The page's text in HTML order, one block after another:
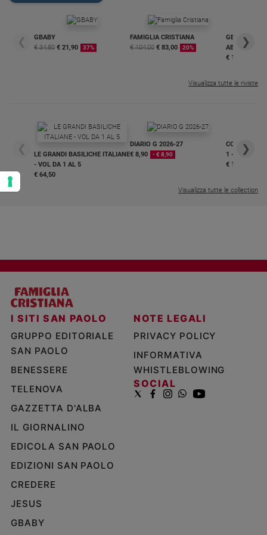
❮
GBABY
€ 34,80 € 21,90 37%
FAMIGLIA CRISTIANA
€ 104,00 € 83,00 20%
GBABY
€ 16,99
❯
Visualizza tutte le riviste
❮
LE GRANDI BASILICHE ITALIANE
- VOL DA 1 AL 5
€ 64,50
DIARIO G 2026-27
€ 8,90
- € 8,90
COLLANA
1 - 2
€ 18,50
❯
Visualizza tutte le collection
I SITI SAN PAOLO
GRUPPO EDITORIALE
SAN PAOLO
BENESSERE
TELENOVA
GAZZETTA D'ALBA
IL GIORNALINO
EDICOLA SAN PAOLO
EDIZIONI SAN PAOLO
CREDERE
JESUS
GBABY
NOTE LEGALI
PRIVACY POLICY
INFORMATIVA
WHISTLEBLOWING
SOCIAL